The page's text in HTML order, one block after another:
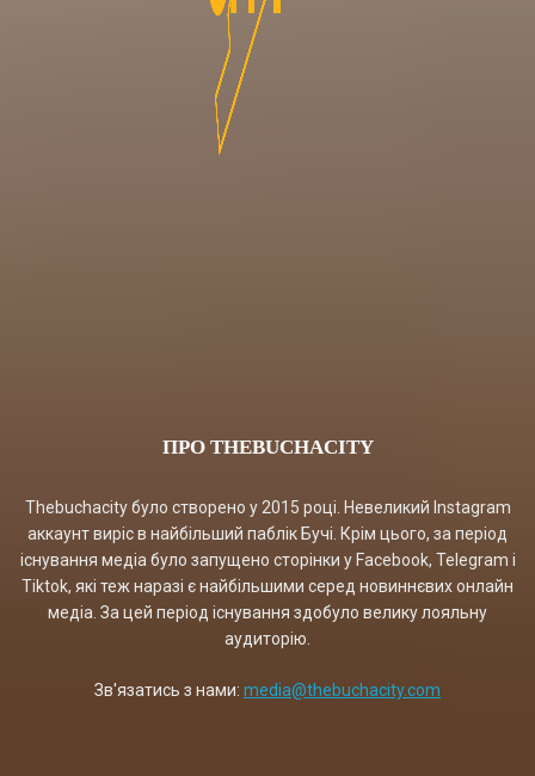
ПРО THEBUCHACITY
Thebuchacity було створено у 2015 році. Невеликий Instagram
аккаунт виріс в найбільший паблік Бучі. Крім цього, за період
існування медіа було запущено сторінки у Facebook, Telegram і
Tiktok, які теж наразі є найбільшими серед новиннєвих онлайн
медіа. За цей період існування здобуло велику лояльну
аудиторію.
Зв'язатись з нами: media@thebuchacity.com